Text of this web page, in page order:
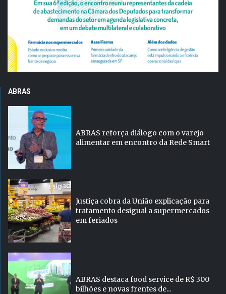
ABRAS
ABRAS reforça diálogo com o varejo
alimentar em encontro da Rede Smart
Justiça cobra da União explicação para
tratamento desigual a supermercados
em feriados
ABRAS destaca food service de R$ 300
bilhões e novas frentes de...